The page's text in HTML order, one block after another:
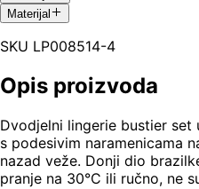
Materijal
SKU LP008514-4
Opis proizvoda
Dvodjelni lingerie bustier
s podesivim naramenicama
nazad veže. Donji dio
pranje na 30°C ili ručno, ne